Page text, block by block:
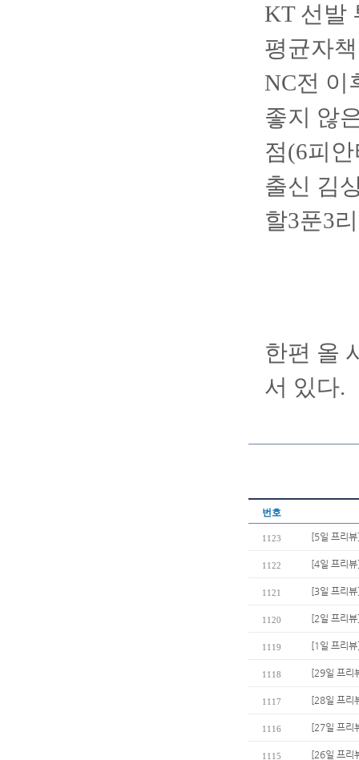
KT 선발
평균자
NC전 이
좋지 않
점(6피
출신 김
할3푼3
한편 올
서 있다.
번호
1123 [5일 프리
1122 [4일 프리
1121 [3일 프리
1120 [2일 프리
1119 [1일 프리
1118 [29일 프리
1117 [28일 프리
1116 [27일 프리
1115 [26일 프리